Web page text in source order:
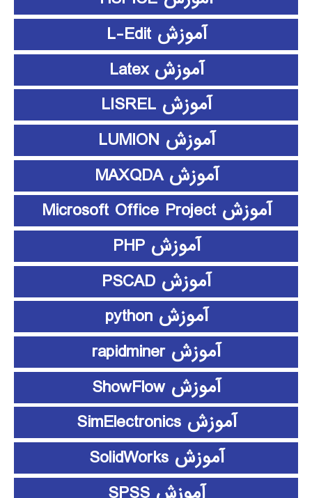
آموزش L-Edit
آموزش Latex
آموزش LISREL
آموزش LUMION
آموزش MAXQDA
آموزش Microsoft Office Project
آموزش PHP
آموزش PSCAD
آموزش python
آموزش rapidminer
آموزش ShowFlow
آموزش SimElectronics
آموزش SolidWorks